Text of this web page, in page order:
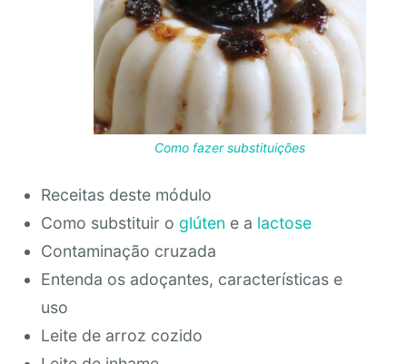
Como fazer substituições
Receitas deste módulo
Como substituir o glúten e a lactose
Contaminação cruzada
Entenda os adoçantes, características e
uso
Leite de arroz cozido